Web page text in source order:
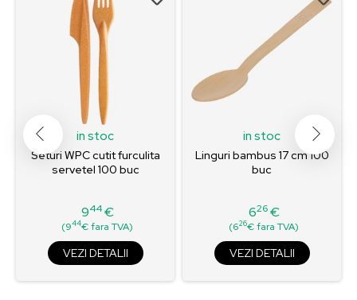
in stoc
Seturi WPC cutit furculita
servetel 100 buc
Pret
944€
(944€ fara TVA)
VEZI DETALII
in stoc
Linguri bambus 17 cm 100
buc
Pret
626€
(626€ fara TVA)
VEZI DETALII